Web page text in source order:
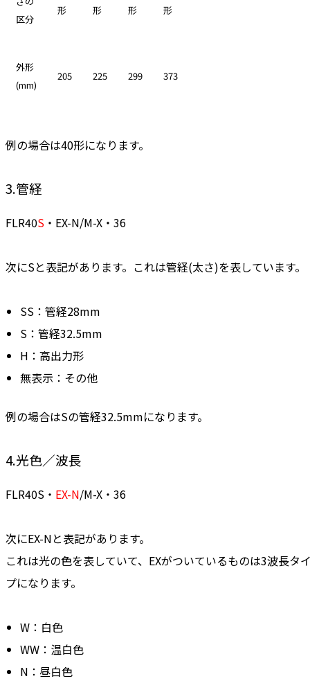
区分
形 形 形 形
外形
(mm)
205 225 299 373
例の場合は40形になります。
3.管経
FLR40S ・EX-N/M-X・36
次にSと表記があります。 これは管経(太さ)を表しています。
SS：管経28mm
S：管経32.5mm
H：高出力形
無表示：その他
例の場合はSの管経32.5mmになります。
4.光色／波長
FLR40S・ EX-N/M-X・36
次にEX-Nと表記があります。
これは光の色を表していて、EXがついているものは3波長タ
プになります。
W：白色
WW：温白色
N：昼白色